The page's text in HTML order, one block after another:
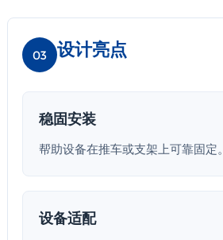
03 设计亮点
稳固安装
帮助设备在推车或支架上可靠固定。
设备适配